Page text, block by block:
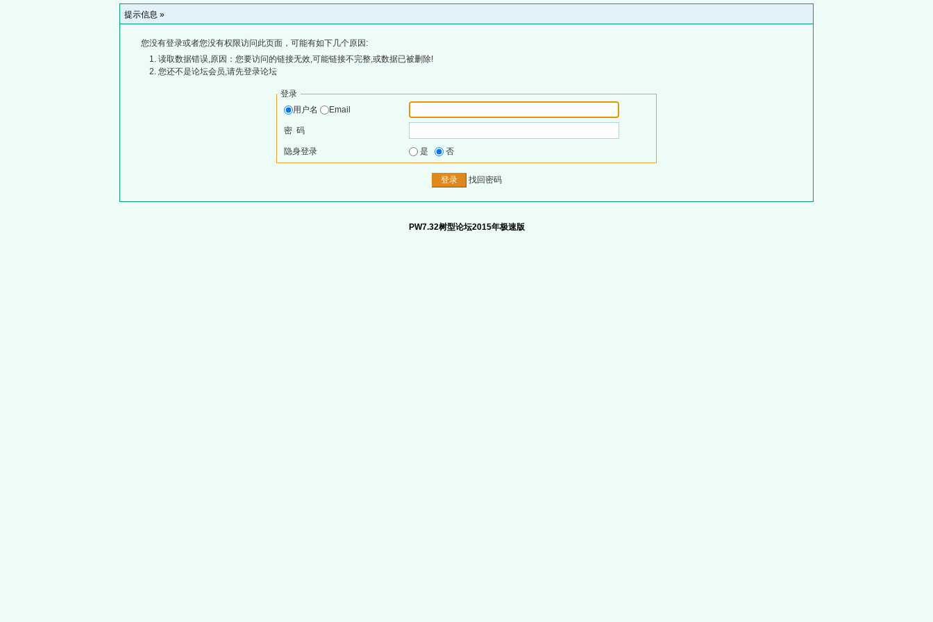
提示信息 »
您没有登录或者您没有权限访问此页面，可能有如下几个原因:
读取数据错误,原因：您要访问的链接无效,可能链接不完整,或数据已被删除!
您还不是论坛会员,请先登录论坛
登录
用户名
Email
密 码
隐身登录 是 否
找回密码
PW7.32树型论坛2015年极速版